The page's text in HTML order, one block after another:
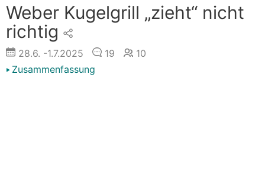
Weber Kugelgrill „zieht“ nicht
richtig
28.6. -1.7.2025 19
10
Zusammenfassung